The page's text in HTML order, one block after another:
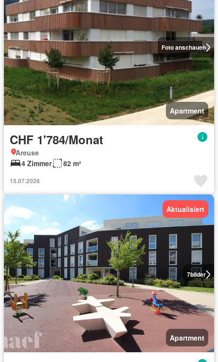
Foto anschauen
Apartment
CHF 1'784/Monat
Areuse
4 Zimmer
82 m²
15.07.2026
7bilder
Aktualisiert
Apartment